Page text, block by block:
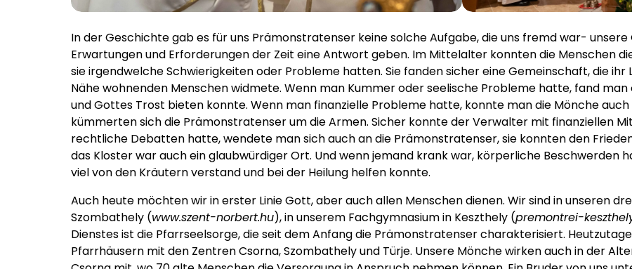
In der Geschichte gab es für uns Prämonstratenser keine solche Aufgabe, die uns fremd war-
Erwartungen und Erforderungen der Zeit eine Antwort geben. Im Mittelalter konnten die Menschen
sie irgendwelche Schwierigkeiten oder Probleme hatten. Sie fanden sicher eine Gemeinschaft, die
Nähe wohnenden Menschen widmete. Wenn man Kummer oder seelische Probleme hatte, fand
und Gottes Trost bieten konnte. Wenn man finanzielle Probleme hatte, konnte man die Mönche
kümmerten sich die Prämonstratenser um die Armen. Sicher konnte der Verwalter mit finanziellen
rechtliche Debatten hatte, wendete man sich auch an die Prämonstratenser, sie konnten den
das Kloster war auch ein glaubwürdiger Ort. Und wenn jemand krank war, körperliche Beschwerden
viel von den Kräutern verstand und bei der Heilung helfen konnte.
Auch heute möchten wir in erster Linie Gott, aber auch allen Menschen dienen. Wir sind in unseren
Szombathely (www.szent-norbert.hu), in unserem Fachgymnasium in Keszthely (premontrei-
Dienstes ist die Pfarrseelsorge, die seit dem Anfang die Prämonstratenser charakterisiert.
Pfarrhäusern mit den Zentren Csorna, Szombathely und Türje. Unsere Mönche wirken auch in der